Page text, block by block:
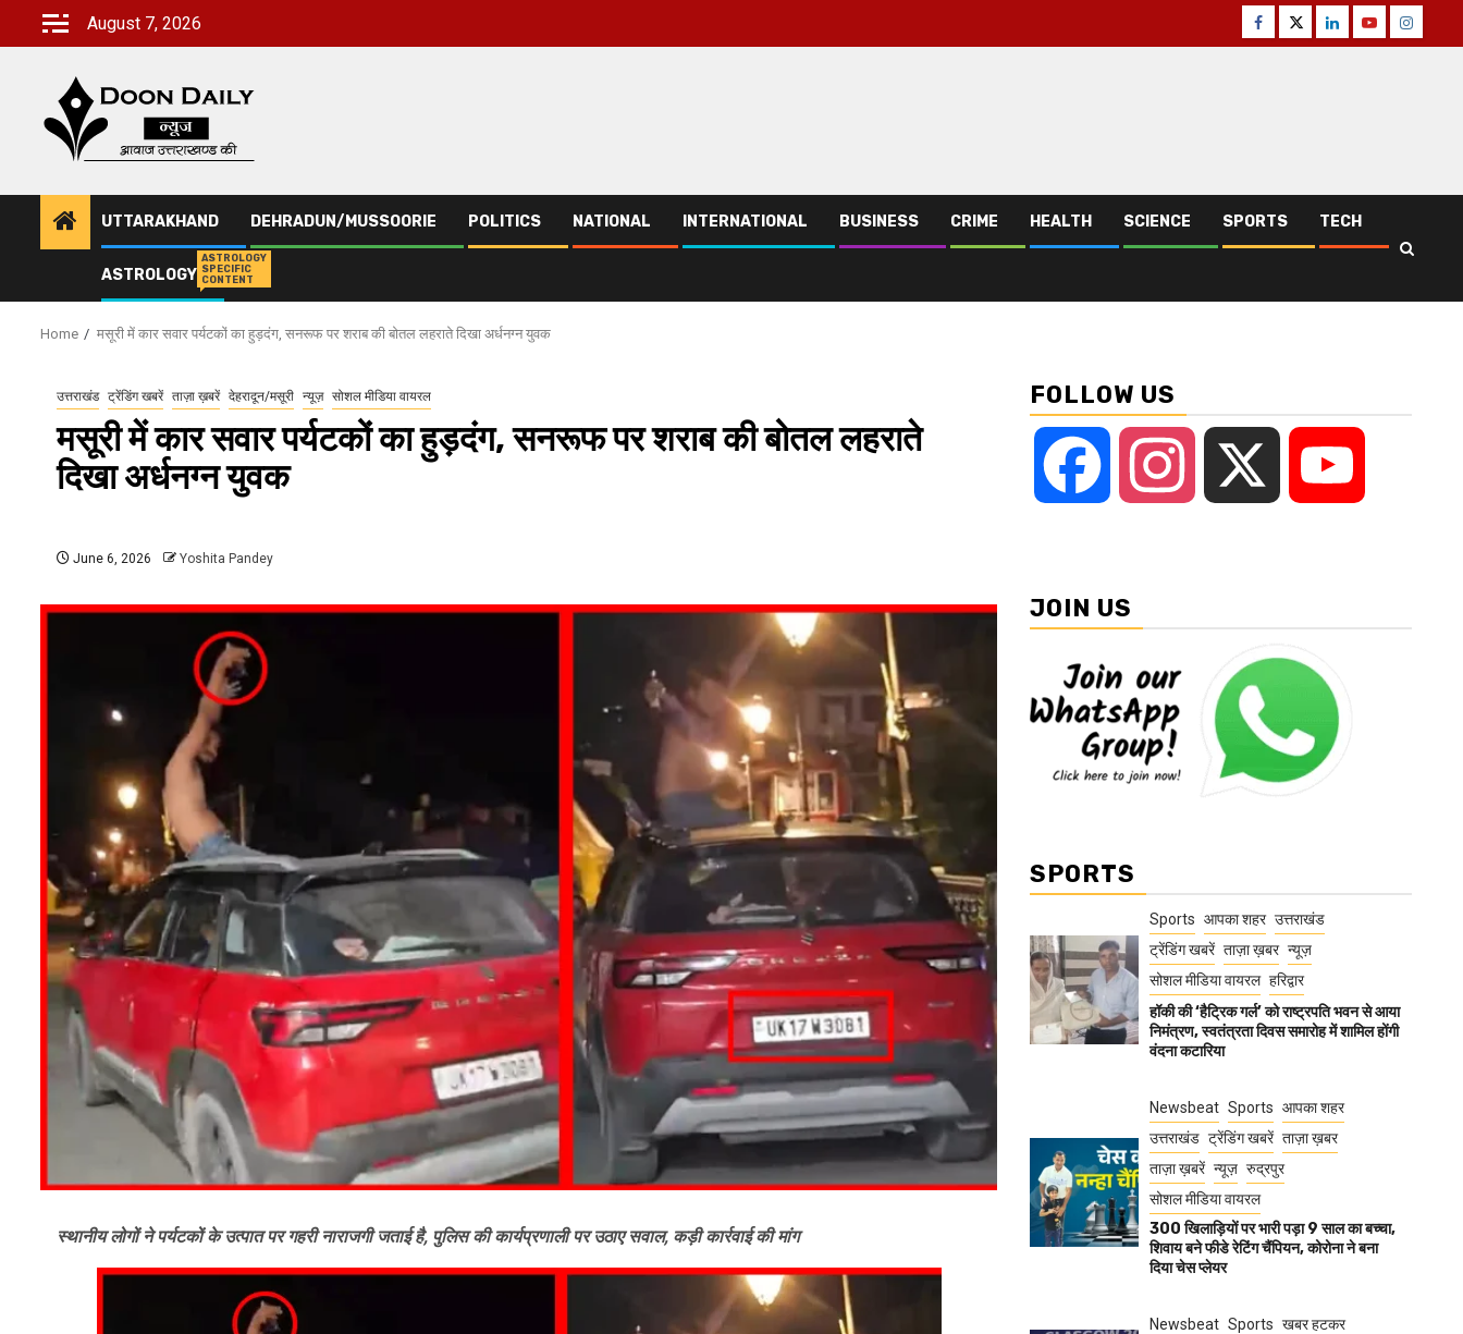
August 7, 2026 Facebook
TwitterLinkedinYoutube
UTTARAKHAND DEHRADUN/MUSSOORIE POLITICS NATIONAL INTERNATIONAL BUSINESS CRIME HEALTH SCIENCE SPORTS TECH
ASTROLOGY
ASTROLOGY
SPECIFIC
CONTENT
Home मसूरी में कार सवार पर्यटकों का हुड़दंग, सनरूफ पर शराब की बोतल लहराते दिखा अर्धनग्न युवक
उत्तराखंड ट्रेंडिंग खबरें ताज़ा ख़बरें देहरादून/मसूरी न्यूज़ सोशल मीडिया वायरल
मसूरी में कार सवार पर्यटकों का हुड़दंग, सनरूफ पर शराब की बोतल लहराते
दिखा अर्धनग्न युवक
June 6, 2026 Yoshita Pandey
स्थानीय लोगों ने पर्यटकों के उत्पात पर गहरी नाराजगी जताई है, पुलिस की कार्यप्रणाली पर उठाए सवाल, कड़ी कार्रवाई की मांग
FOLLOW US
Facebook Instagram
JOIN US
SPORTS
Sports आपका शहर उत्तराखंड
ट्रेंडिंग खबरें ताज़ा ख़बर न्यूज़
सोशल मीडिया वायरल हरिद्वार
हॉकी की ‘हैट्रिक गर्ल’ को राष्ट्रपति भवन से आया
निमंत्रण, स्वतंत्रता दिवस समारोह में शामिल होंगी
वंदना कटारिया
Newsbeat Sports आपका शहर
उत्तराखंड ट्रेंडिंग खबरें ताज़ा ख़बर
ताज़ा ख़बरें न्यूज़ रुद्रपुर
सोशल मीडिया वायरल
300 खिलाड़ियों पर भारी पड़ा 9 साल का बच्चा,
शिवाय बने फीडे रेटिंग चैंपियन, कोरोना ने बना
दिया चेस प्लेयर
Newsbeat Sports खबर हटकर